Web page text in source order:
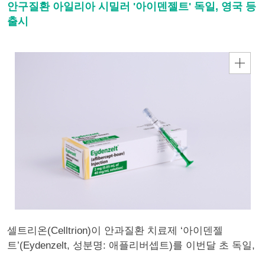
안구질환 아일리아 시밀러 '아이덴젤트' 독일, 영국 등
출시
셀트리온(Celltrion)이 안과질환 치료제 ‘아이덴젤
트’(Eydenzelt, 성분명: 애플리버셉트)를 이번달 초 독일,